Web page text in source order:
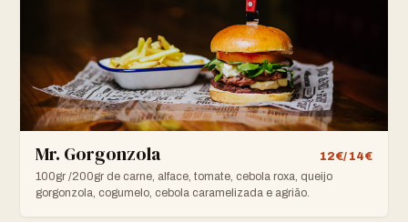
Mr. Gorgonzola
12€/ 14€
100gr /200gr de carne, alface, tomate, cebola roxa, queijo
gorgonzola, cogumelo, cebola caramelizada e agrião.